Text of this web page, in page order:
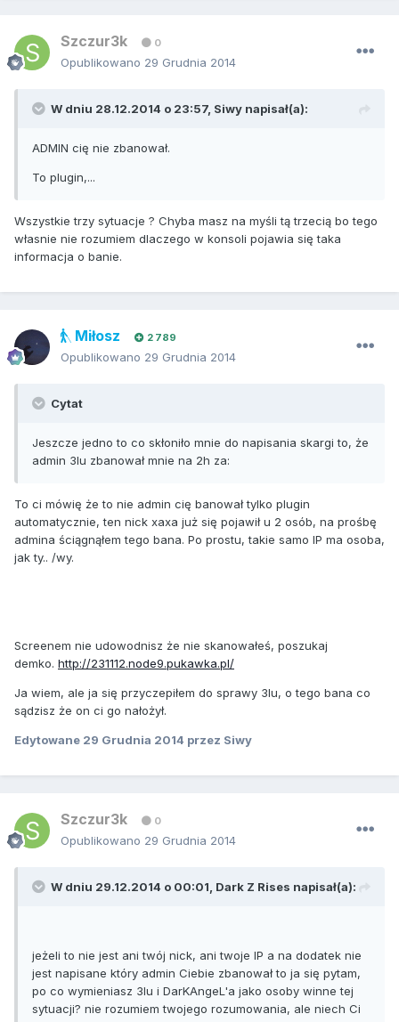
Szczur3k 0
Opublikowano 29 Grudnia 2014
W dniu 28.12.2014 o 23:57, Siwy napisał(a):
ADMIN cię nie zbanował.
To plugin,...
Wszystkie trzy sytuacje ? Chyba masz na myśli tą trzecią bo tego
własnie nie rozumiem dlaczego w konsoli pojawia się taka
informacja o banie.
Miłosz 2 789
Opublikowano 29 Grudnia 2014
Cytat
Jeszcze jedno to co skłoniło mnie do napisania skargi to, że
admin 3lu zbanował mnie na 2h za:
To ci mówię że to nie admin cię banował tylko plugin
automatycznie, ten nick xaxa już się pojawił u 2 osób, na prośbę
admina ściągnąłem tego bana. Po prostu, takie samo IP ma osoba,
jak ty.. /wy.
Screenem nie udowodnisz że nie skanowałeś, poszukaj
demko. http://231112.node9.pukawka.pl/
Ja wiem, ale ja się przyczepiłem do sprawy 3lu, o tego bana co
sądzisz że on ci go nałożył.
Edytowane 29 Grudnia 2014 przez Siwy
Szczur3k 0
Opublikowano 29 Grudnia 2014
W dniu 29.12.2014 o 00:01, Dark Z Rises napisał(a):
jeżeli to nie jest ani twój nick, ani twoje IP a na dodatek nie
jest napisane który admin Ciebie zbanował to ja się pytam,
po co wymieniasz 3lu i DarKAngeL'a jako osoby winne tej
sytuacji? nie rozumiem twojego rozumowania, ale niech Ci